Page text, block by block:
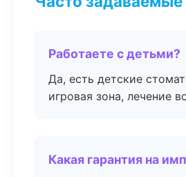
Работаете с детьми?
Да, есть детские
игровая зона, лечение
Какая гарантия на